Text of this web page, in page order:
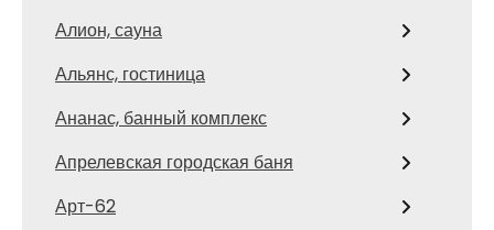
Алион, сауна
Альянс, гостиница
Ананас, банный комплекс
Апрелевская городская баня
Арт-62